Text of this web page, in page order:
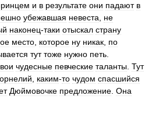
и в результате они падают в
убежавшая невеста
не
наконец-таки отыскал страну
место которое ну никак по
тут тоже нужно петь
чудесные певческие таланты Тут
каким-то чудом спасшийся
Дюймовочке предложение Она